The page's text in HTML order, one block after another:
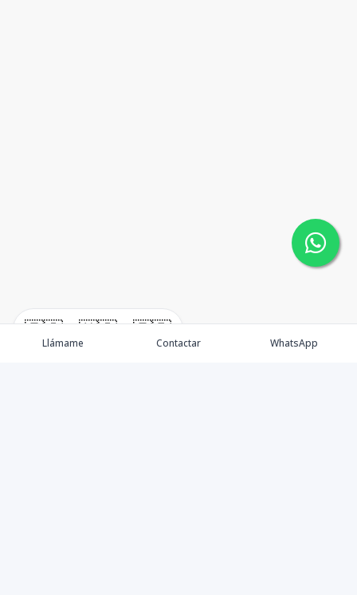
🇪🇸 🇺🇸 🇫🇷
Llámame Contactar WhatsApp